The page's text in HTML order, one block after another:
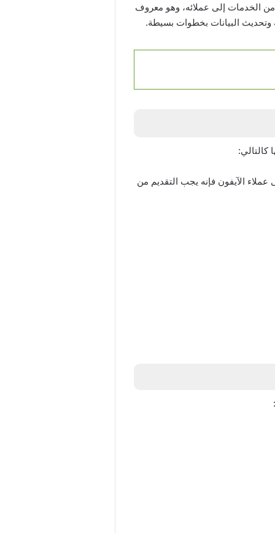
من الخدمات إلى عملائه، وهو معروف
وتحديث البيانات بخطوات بسيطة.
كالتالي:
عملاء الآيفون فإنه يجب التقديم من